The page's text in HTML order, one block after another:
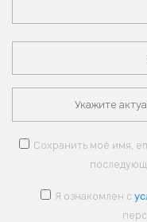
Сохранить моё имя,
Я ознакомлен с